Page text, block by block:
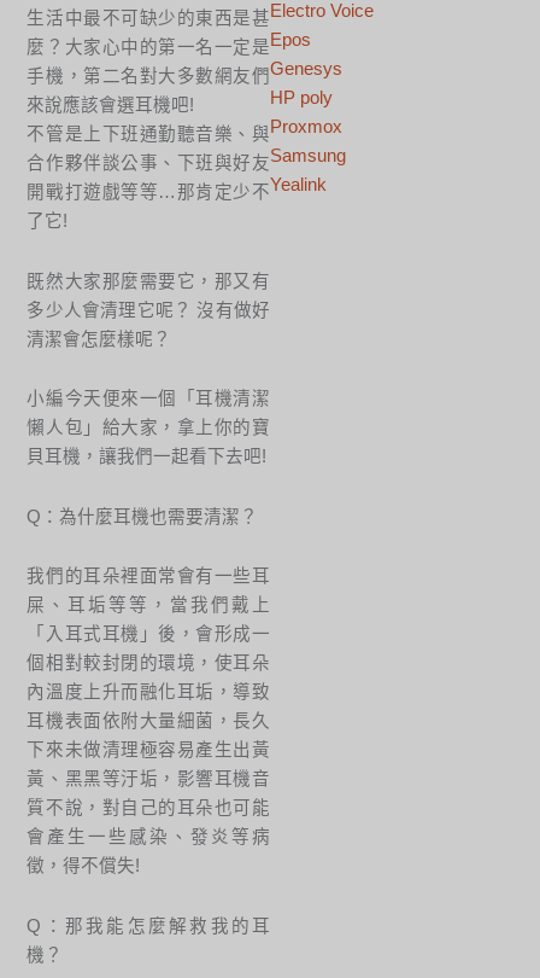
生活中最不可缺少的東西是甚
麼？大家心中的第一名一定是
手機，第二名對大多數網友們
來說應該會選耳機吧!
不管是上下班通勤聽音樂、與
合作夥伴談公事、下班與好友
開戰打遊戲等等…那肯定少不
了它!
既然大家那麼需要它，那又有
多少人會清理它呢？ 沒有做好
清潔會怎麼樣呢？
小編今天便來一個「耳機清潔
懶人包」給大家，拿上你的寶
貝耳機，讓我們一起看下去吧!
Q：為什麼耳機也需要清潔？
我們的耳朵裡面常會有一些耳
屎、耳垢等等，當我們戴上
「入耳式耳機」後，會形成一
個相對較封閉的環境，使耳朵
內溫度上升而融化耳垢，導致
耳機表面依附大量細菌，長久
下來未做清理極容易產生出黃
黃、黑黑等汙垢，影響耳機音
質不說，對自己的耳朵也可能
會產生一些感染、發炎等病
徵，得不償失!
Q：那我能怎麼解救我的耳
機？
Electro Voice
Epos
Genesys
HP poly
Proxmox
Samsung
Yealink